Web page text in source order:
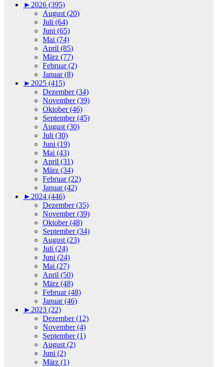
► 2026 (395)
August (20)
Juli (64)
Juni (65)
Mai (74)
April (85)
März (77)
Februar (2)
Januar (8)
► 2025 (415)
Dezember (34)
November (39)
Oktober (46)
September (45)
August (30)
Juli (30)
Juni (19)
Mai (43)
April (31)
März (34)
Februar (22)
Januar (42)
► 2024 (446)
Dezember (35)
November (39)
Oktober (48)
September (34)
August (23)
Juli (24)
Juni (24)
Mai (27)
April (50)
März (48)
Februar (48)
Januar (46)
► 2023 (22)
Dezember (12)
November (4)
September (1)
August (2)
Juni (2)
März (1)